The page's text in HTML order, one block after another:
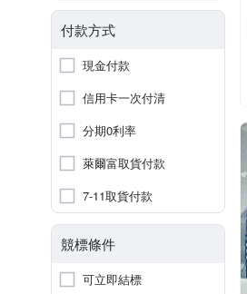
付款方式
現金付款
信用卡一次付清
分期0利率
萊爾富取貨付款
7-11取貨付款
競標條件
可立即結標